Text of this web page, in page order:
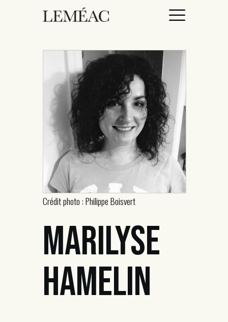
ACCUEIL
CATALOGUE
AUTEURICES
DROITS / RIGHTS
À PROPOS
Crédit photo : Philippe Boisvert
MARILYSE
HAMELIN